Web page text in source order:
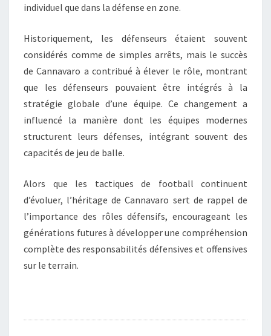
individuel que dans la défense en zone.
Historiquement, les défenseurs étaient souvent
considérés comme de simples arrêts, mais le succès
de Cannavaro a contribué à élever le rôle, montrant
que les défenseurs pouvaient être intégrés à la
stratégie globale d’une équipe. Ce changement a
influencé la manière dont les équipes modernes
structurent leurs défenses, intégrant souvent des
capacités de jeu de balle.
Alors que les tactiques de football continuent
d’évoluer, l’héritage de Cannavaro sert de rappel de
l’importance des rôles défensifs, encourageant les
générations futures à développer une compréhension
complète des responsabilités défensives et offensives
sur le terrain.